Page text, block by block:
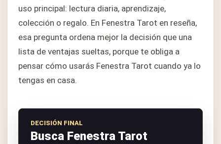
uso principal: lectura diaria, aprendizaje,
colección o regalo. En Fenestra Tarot en reseña,
esa pregunta ordena mejor la decisión que una
lista de ventajas sueltas, porque te obliga a
pensar cómo usarás Fenestra Tarot cuando ya lo
tengas en casa.
DECISIÓN FINAL
Busca Fenestra Tarot